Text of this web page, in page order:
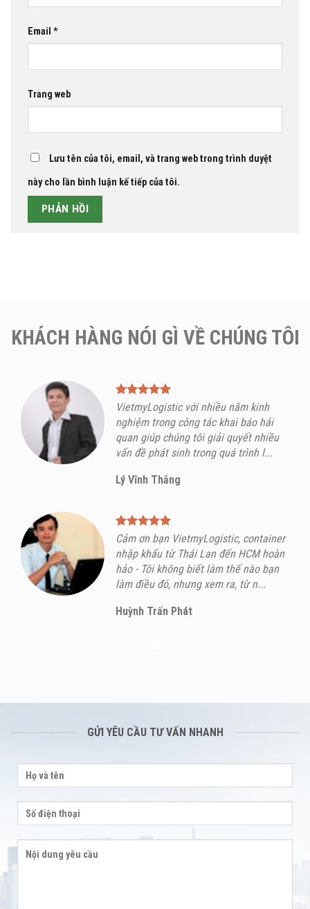
Email *
Trang web
Lưu tên của tôi, email, và trang web trong trình duyệt
này cho lần bình luận kế tiếp của tôi.
KHÁCH HÀNG NÓI GÌ VỀ CHÚNG TÔI
VietmyLogistic với nhiều năm kinh
nghiệm trong công tác khai báo hải
quan giúp chúng tôi giải quyết nhiều
vấn đề phát sinh trong quá trình l...
Lý Vĩnh Thắng
Cảm ơn bạn VietmyLogistic, container
nhập khẩu từ Thái Lan đến HCM hoàn
hảo - Tôi không biết làm thế nào bạn
làm điều đó, nhưng xem ra, từ n...
Huỳnh Trấn Phát
GỬI YÊU CẦU TƯ VẤN NHANH